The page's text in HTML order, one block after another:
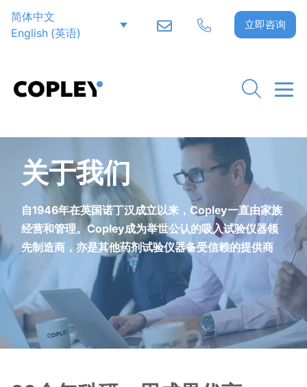
简体中文
English(英语)
立即咨询
关于我们
自1946年在英国诺丁汉成立以来，Copley一直由家族
经营和管理。Copley成为举世公认的吸入试验仪器领
先制造商，亦是其他药剂试验仪器备受信赖的提供商